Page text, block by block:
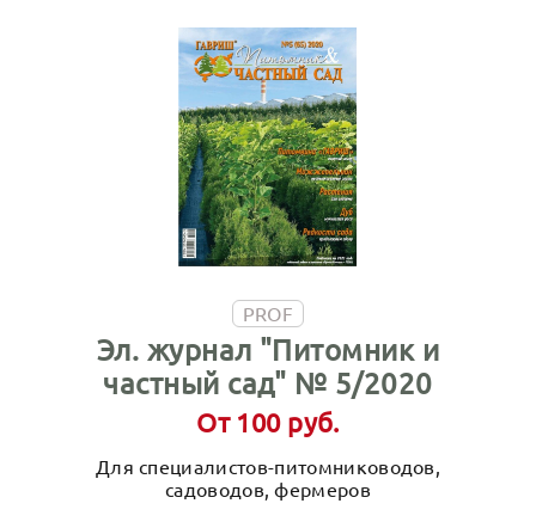
PROF
Эл. журнал "Питомник и
частный сад" № 5/2020
От 100 руб.
Для специалистов-питомниководов,
садоводов, фермеров